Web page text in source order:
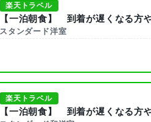
楽天トラベル
【一泊朝食】 到着が遅くなる方
スタンダード洋室
楽天トラベル
【一泊朝食】 到着が遅くなる方